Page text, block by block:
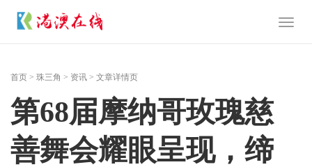
Toggle
首页 > 珠三角 > 资讯 > 文章详情页
第68届摩纳哥玫瑰慈
善舞会耀眼呈现，缔